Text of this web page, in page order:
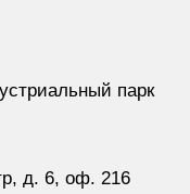
парк
д. 6, оф. 216